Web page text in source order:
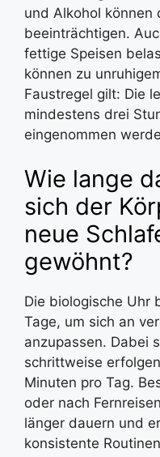
und Alkohol können
beeinträchtigen.
fettige Speisen
können zu
Faustregel gilt: Die
mindestens drei
eingenommen
Wie lange
sich der
neue
gewöhnt?
Die biologische Uhr
Tage, um sich an
anzupassen. Dabei
schrittweise
Minuten pro Tag.
oder nach
länger dauern und
konsistente